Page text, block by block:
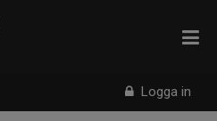
Logga in